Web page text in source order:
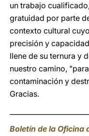
un trabajo
gratuidad por parte
contexto cultural
precisión y
llene de su ternura y
nuestro camino,
contaminación y
Gracias.
Boletín de la Oficina